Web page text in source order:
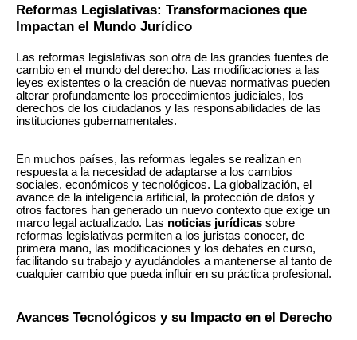
Reformas Legislativas: Transformaciones que
Impactan el Mundo Jurídico
Las reformas legislativas son otra de las grandes fuentes de
cambio en el mundo del derecho. Las modificaciones a las
leyes existentes o la creación de nuevas normativas pueden
alterar profundamente los procedimientos judiciales, los
derechos de los ciudadanos y las responsabilidades de las
instituciones gubernamentales.
En muchos países, las reformas legales se realizan en
respuesta a la necesidad de adaptarse a los cambios
sociales, económicos y tecnológicos. La globalización, el
avance de la inteligencia artificial, la protección de datos y
otros factores han generado un nuevo contexto que exige un
marco legal actualizado. Las noticias jurídicas sobre
reformas legislativas permiten a los juristas conocer, de
primera mano, las modificaciones y los debates en curso,
facilitando su trabajo y ayudándoles a mantenerse al tanto de
cualquier cambio que pueda influir en su práctica profesional.
Avances Tecnológicos y su Impacto en el Derecho